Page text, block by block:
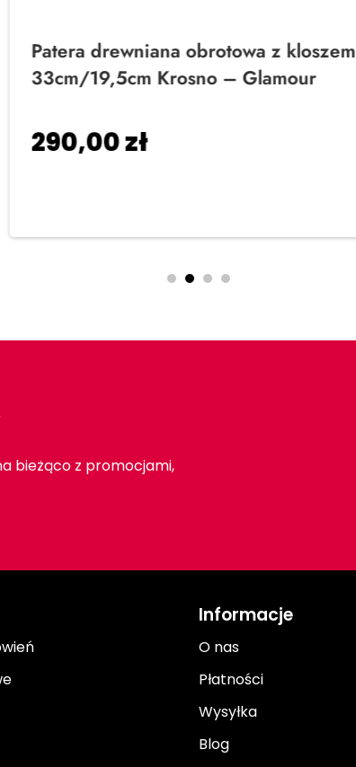
Patera drewniana obrotowa z kloszem
33cm/19,5cm Krosno – Glamour
290,00zł
bieżąco z promocjami,
Informacje
O nas
Płatności
Wysyłka
Blog